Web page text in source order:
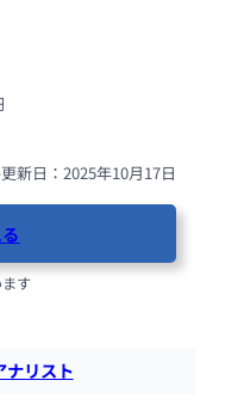
新日：2025年10月17日
す
ナリスト